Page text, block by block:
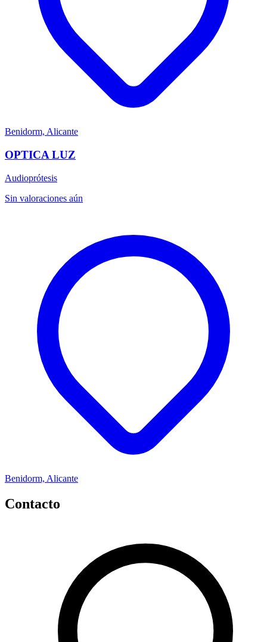
Benidorm, Alicante
OPTICA LUZ
Audioprótesis
Sin valoraciones aún
Benidorm, Alicante
Contacto